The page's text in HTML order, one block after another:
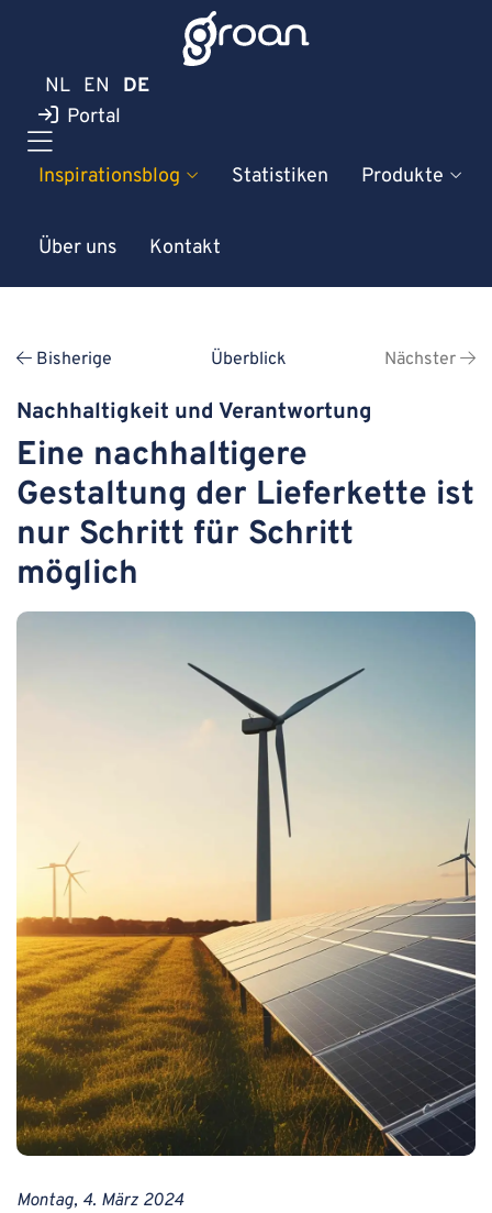
Inspirationsblog Statistiken Produkte
Über uns Kontakt
NL EN
DE
Portal
Bisherige Überblick Nächster
Nachhaltigkeit und Verantwortung
Eine nachhaltigere
Gestaltung der Lieferkette ist
nur Schritt für Schritt
möglich
Montag, 4. März 2024